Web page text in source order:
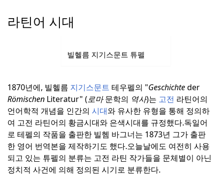
라틴어 시대
빌헬름 지기스문트 튜펠
1870년에, 빌헬름 지기스문트 테우펠의 "Geschichteder
Römischen Literatur" (로마문학의 역사)는 고전 라틴어의
언어학적 개념을 인간의 시대와 유사한 유형을 통해 정의하
여 고전 라틴어의 황금시대와 은색시대를 규정했다.독일어
로 테펠의 작품을 출판한 빌헴 바그너는 1873년 그가 출판
한 영어 번역본을 제작하기도 했다.오늘날에도 여전히 사용
되고 있는 튜펠의 분류는 고전 라틴 작가들을 문체별이 아닌
정치적 사건에 의해 정의된 시기로 분류한다.